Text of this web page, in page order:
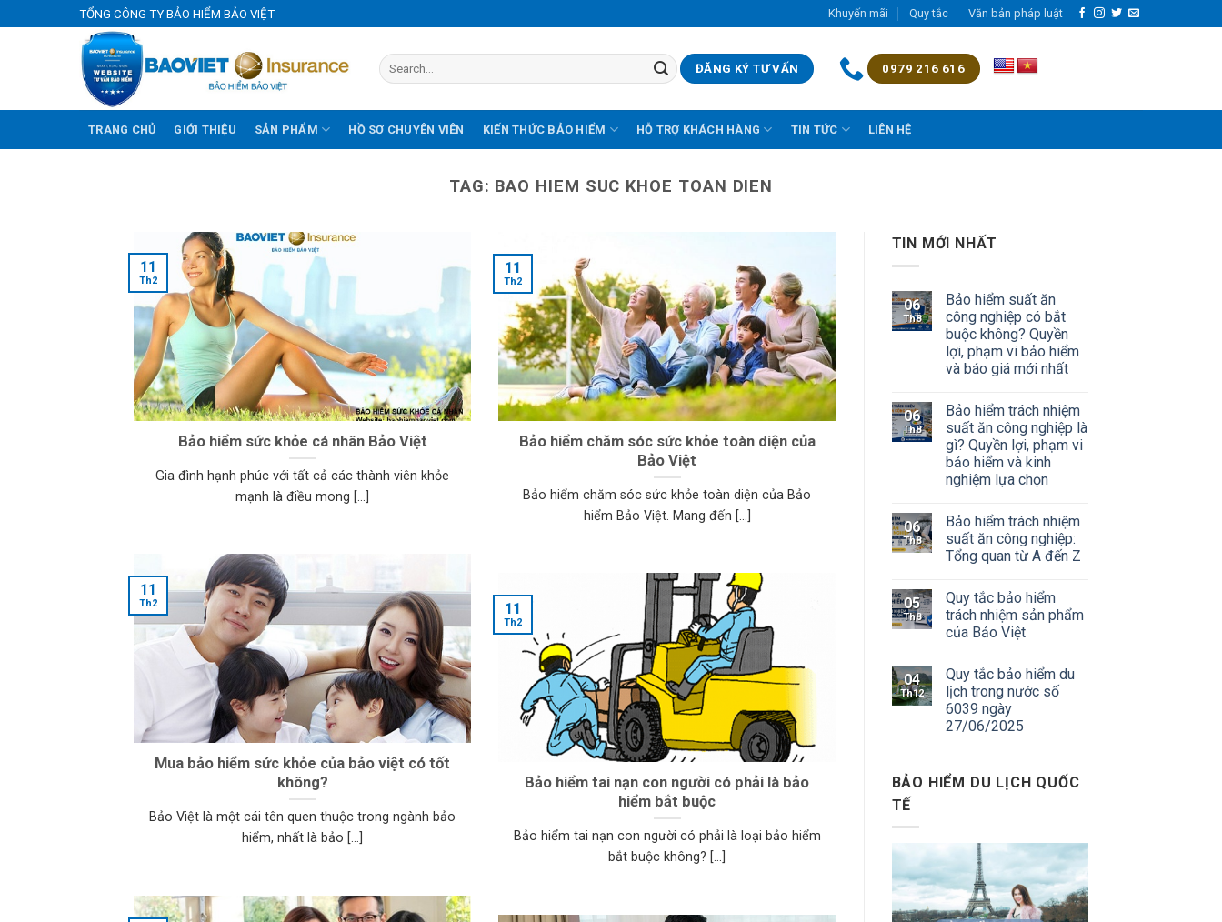
to
TỔNG CÔNG TY BẢO HIỂM BẢO VIỆT Khuyến mãi Quy tắc Văn bản pháp luật
ĐĂNG KÝ TƯ VẤN 0979 216 616
TRANG CHỦ GIỚI THIỆU SẢN PHẨM HỒ SƠ CHUYÊN VIÊN KIẾN THỨC BẢO HIỂM HỖ TRỢ KHÁCH HÀNG TIN TỨC LIÊN HỆ
TAG: BAO HIEM SUC KHOE TOAN DIEN
Bảo hiểm sức khỏe cá nhân Bảo Việt
Gia đình hạnh phúc với tất cả các thành viên khỏe
mạnh là điều mong [...]
11
Th2
Bảo hiểm chăm sóc sức khỏe toàn diện của
Bảo Việt
Bảo hiểm chăm sóc sức khỏe toàn diện của Bảo
hiểm Bảo Việt. Mang đến [...]
11
Th2
Mua bảo hiểm sức khỏe của bảo việt có tốt
không?
Bảo Việt là một cái tên quen thuộc trong ngành bảo
hiểm, nhất là bảo [...]
11
Th2
Bảo hiểm tai nạn con người có phải là bảo
hiểm bắt buộc
Bảo hiểm tai nạn con người có phải là loại bảo hiểm
bắt buộc không? [...]
11
Th2
TIN MỚI NHẤT
06
Th8
Bảo hiểm suất ăn
công nghiệp có bắt
buộc không? Quyền
lợi, phạm vi bảo hiểm
và báo giá mới nhất
06
Th8
Bảo hiểm trách nhiệm
suất ăn công nghiệp là
gì? Quyền lợi, phạm vi
bảo hiểm và kinh
nghiệm lựa chọn
06
Th8
Bảo hiểm trách nhiệm
suất ăn công nghiệp:
Tổng quan từ A đến Z
05
Th8
Quy tắc bảo hiểm
trách nhiệm sản phẩm
của Bảo Việt
04
Th12
Quy tắc bảo hiểm du
lịch trong nước số
6039 ngày
27/06/2025
BẢO HIỂM DU LỊCH QUỐC
TẾ